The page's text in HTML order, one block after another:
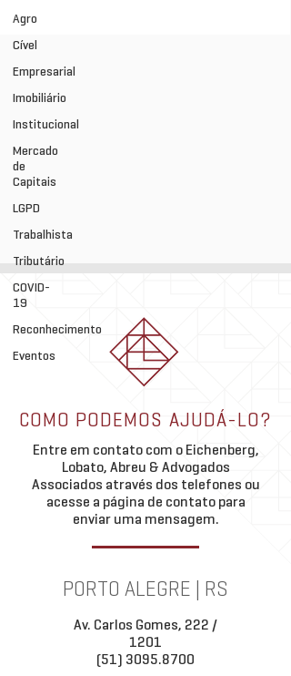
Agro
Cível
Empresarial
Imobiliário
Institucional
Mercado
de
Capitais
LGPD
Trabalhista
Tributário
COVID-
19
Reconhecimento
Eventos
PORTO ALEGRE | RS
Av. Carlos Gomes, 222 /
1201
(51) 3095.8700
COMO PODEMOS AJUDÁ-LO?
Entre em contato com o Eichenberg,
Lobato, Abreu & Advogados
Associados através dos telefones ou
acesse a página de contato para
enviar uma mensagem.